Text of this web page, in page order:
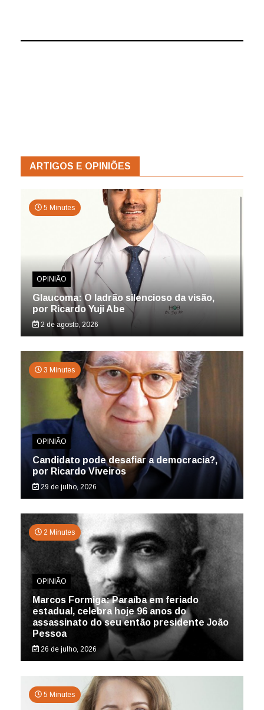
ARTIGOS E OPINIÕES
5 Minutes
OPINIÃO
Glaucoma: O ladrão silencioso da visão,
por Ricardo Yuji Abe
2 de agosto, 2026
3 Minutes
OPINIÃO
Candidato pode desafiar a democracia?,
por Ricardo Viveiros
29 de julho, 2026
2 Minutes
OPINIÃO
Marcos Formiga: Paraíba em feriado
estadual, celebra hoje 96 anos do
assassinato do seu então presidente João
Pessoa
26 de julho, 2026
5 Minutes